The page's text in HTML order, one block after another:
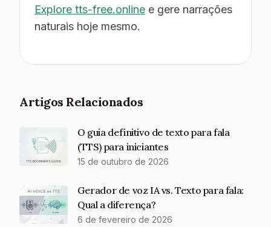
Explore tts-free.online e gere narrações
naturais hoje mesmo.
Artigos Relacionados
O guia definitivo de texto para fala
(TTS) para iniciantes
15 de outubro de 2026
Gerador de voz IA vs. Texto para fala:
Qual a diferença?
6 de fevereiro de 2026